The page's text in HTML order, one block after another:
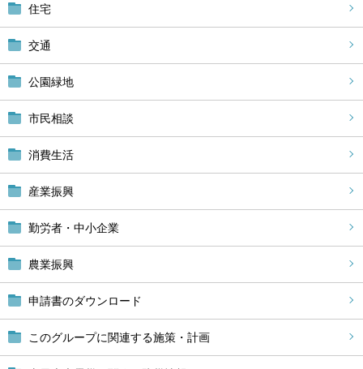
住宅
交通
公園緑地
市民相談
消費生活
産業振興
勤労者・中小企業
農業振興
申請書のダウンロード
このグループに関連する施策・計画